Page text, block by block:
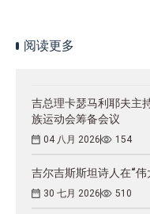
阅读更多
吉总理卡瑟马利耶夫主
族运动会筹备会议
04 八月 2026 154
吉尔吉斯斯坦诗人在“
30 七月 2026 510